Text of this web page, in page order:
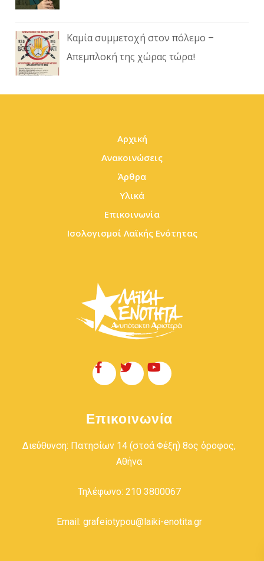
Καμία συμμετοχή στον πόλεμο –
Απεμπλοκή της χώρας τώρα!
Αρχική
Ανακοινώσεις
Άρθρα
Υλικά
Επικοινωνία
Ισολογισμοί Λαϊκής Ενότητας
Επικοινωνία
Διεύθυνση: Πατησίων 14 (στοά Φέξη) 8ος όροφος,
Αθήνα
Τηλέφωνο: 210 3800067
Email: grafeiotypou@laiki-enotita.gr